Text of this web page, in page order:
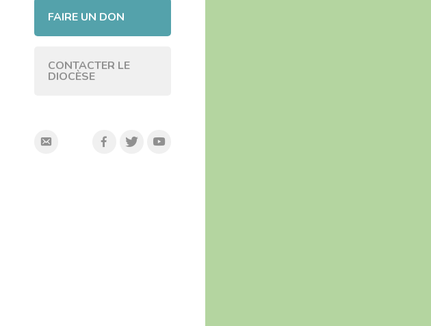
FAIRE UN DON
CONTACTER LE
DIOCÈSE